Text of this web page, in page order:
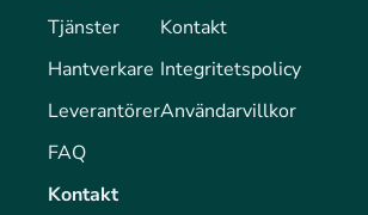
Tjänster
Hantverkare
Leverantörer
FAQ
Kontakt
Integritetspolicy
Användarvillkor
Kontakt